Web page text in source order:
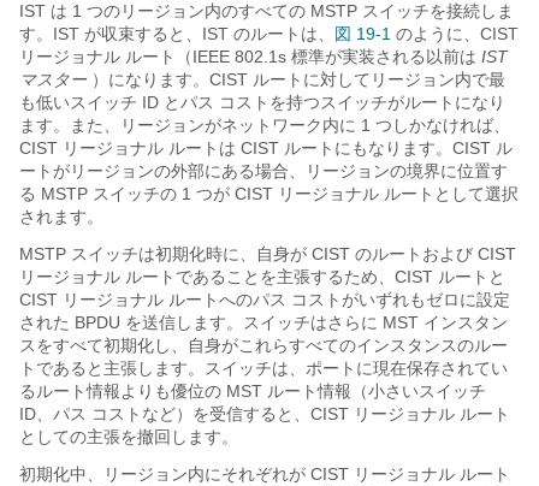
IST は 1 つのリージョン内のすべての MSTP スイッチを接続しま
す。IST が収束すると、IST のルートは、 図 19-1 のように
CIST
リージョナル ルート（IEEE 802.1s 標準が実装される以前は IST
マスター ）になります。CIST ルートに対してリージョン内で最
も低いスイッチ ID とパス コストを持つスイッチがルートになり
ます。また、リージョンがネットワーク内に 1 つしかなければ、
CIST リージョナル ルートは CIST ルートにもなります。CIST ル
ートがリージョンの外部にある場合、リージョンの境界に位置す
る MSTP スイッチの 1 つが CIST リージョナル ルートとして選択
されます。
MSTP スイッチは初期化時に、自身が CIST のルートおよび CIST
リージョナル ルートであることを主張するため、CIST ルートと
CIST リージョナル ルートへのパス コストがいずれもゼロに設定
された BPDU を送信します。スイッチはさらに MST インスタン
スをすべて初期化し、自身がこれらすべてのインスタンスのルー
トであると主張します。スイッチは、ポートに現在保存されてい
るルート情報よりも優位の MST ルート情報（小さいスイッチ
ID、パス コストなど）を受信すると、CIST リージョナル ルート
としての主張を撤回します。
初期化中、リージョン内にそれぞれが CIST リージョナル ルート